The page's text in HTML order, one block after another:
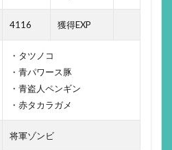
4116 獲得EXP
・タツノコ
・青パワース豚
・青盗人ペンギン
・赤タカラガメ
将軍ゾンビ